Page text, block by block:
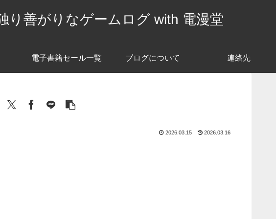
り善がりなゲームログ with 電漫堂
電子書籍セール一覧 ブログについて 連絡先
2026.03.15 2026.03.16